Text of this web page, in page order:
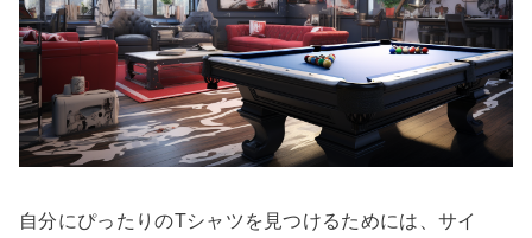
自分にぴったりのTシャツを見つけるためには、サイ